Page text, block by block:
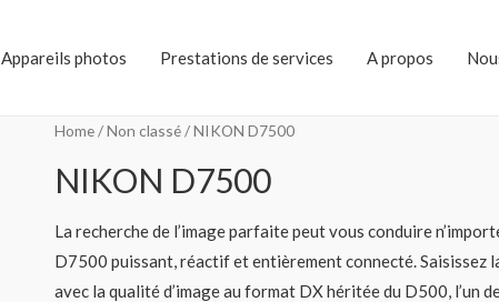
Appareils photos Prestations de services A propos
Home/Non classé/ NIKON D7500
NIKON D7500
La recherche de l’image parfaite peut vous conduire
D7500 puissant, réactif et entièrement connecté. Saisissez
avec la qualité d’image au format DX héritée du D500, l’un